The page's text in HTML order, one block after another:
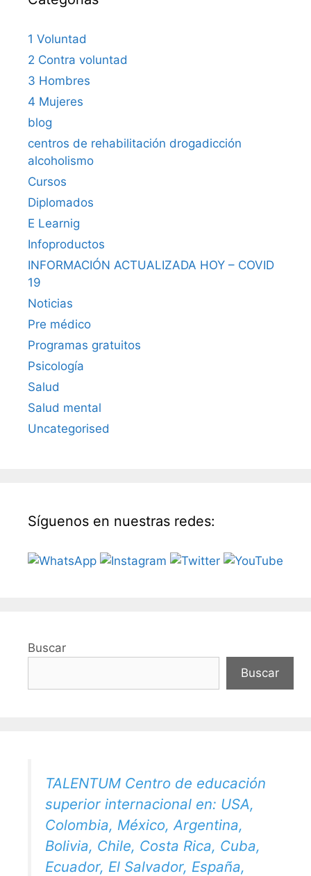
1 Voluntad
2 Contra voluntad
3 Hombres
4 Mujeres
blog
centros de rehabilitación drogadicción
alcoholismo
Cursos
Diplomados
E Learnig
Infoproductos
INFORMACIÓN ACTUALIZADA HOY – COVID
19
Noticias
Pre médico
Programas gratuitos
Psicología
Salud
Salud mental
Uncategorised
Síguenos en nuestras redes:
Buscar
Buscar
TALENTUM Centro de educación
superior internacional en: USA,
Colombia, México, Argentina,
Bolivia, Chile, Costa Rica, Cuba,
Ecuador, El Salvador, España,